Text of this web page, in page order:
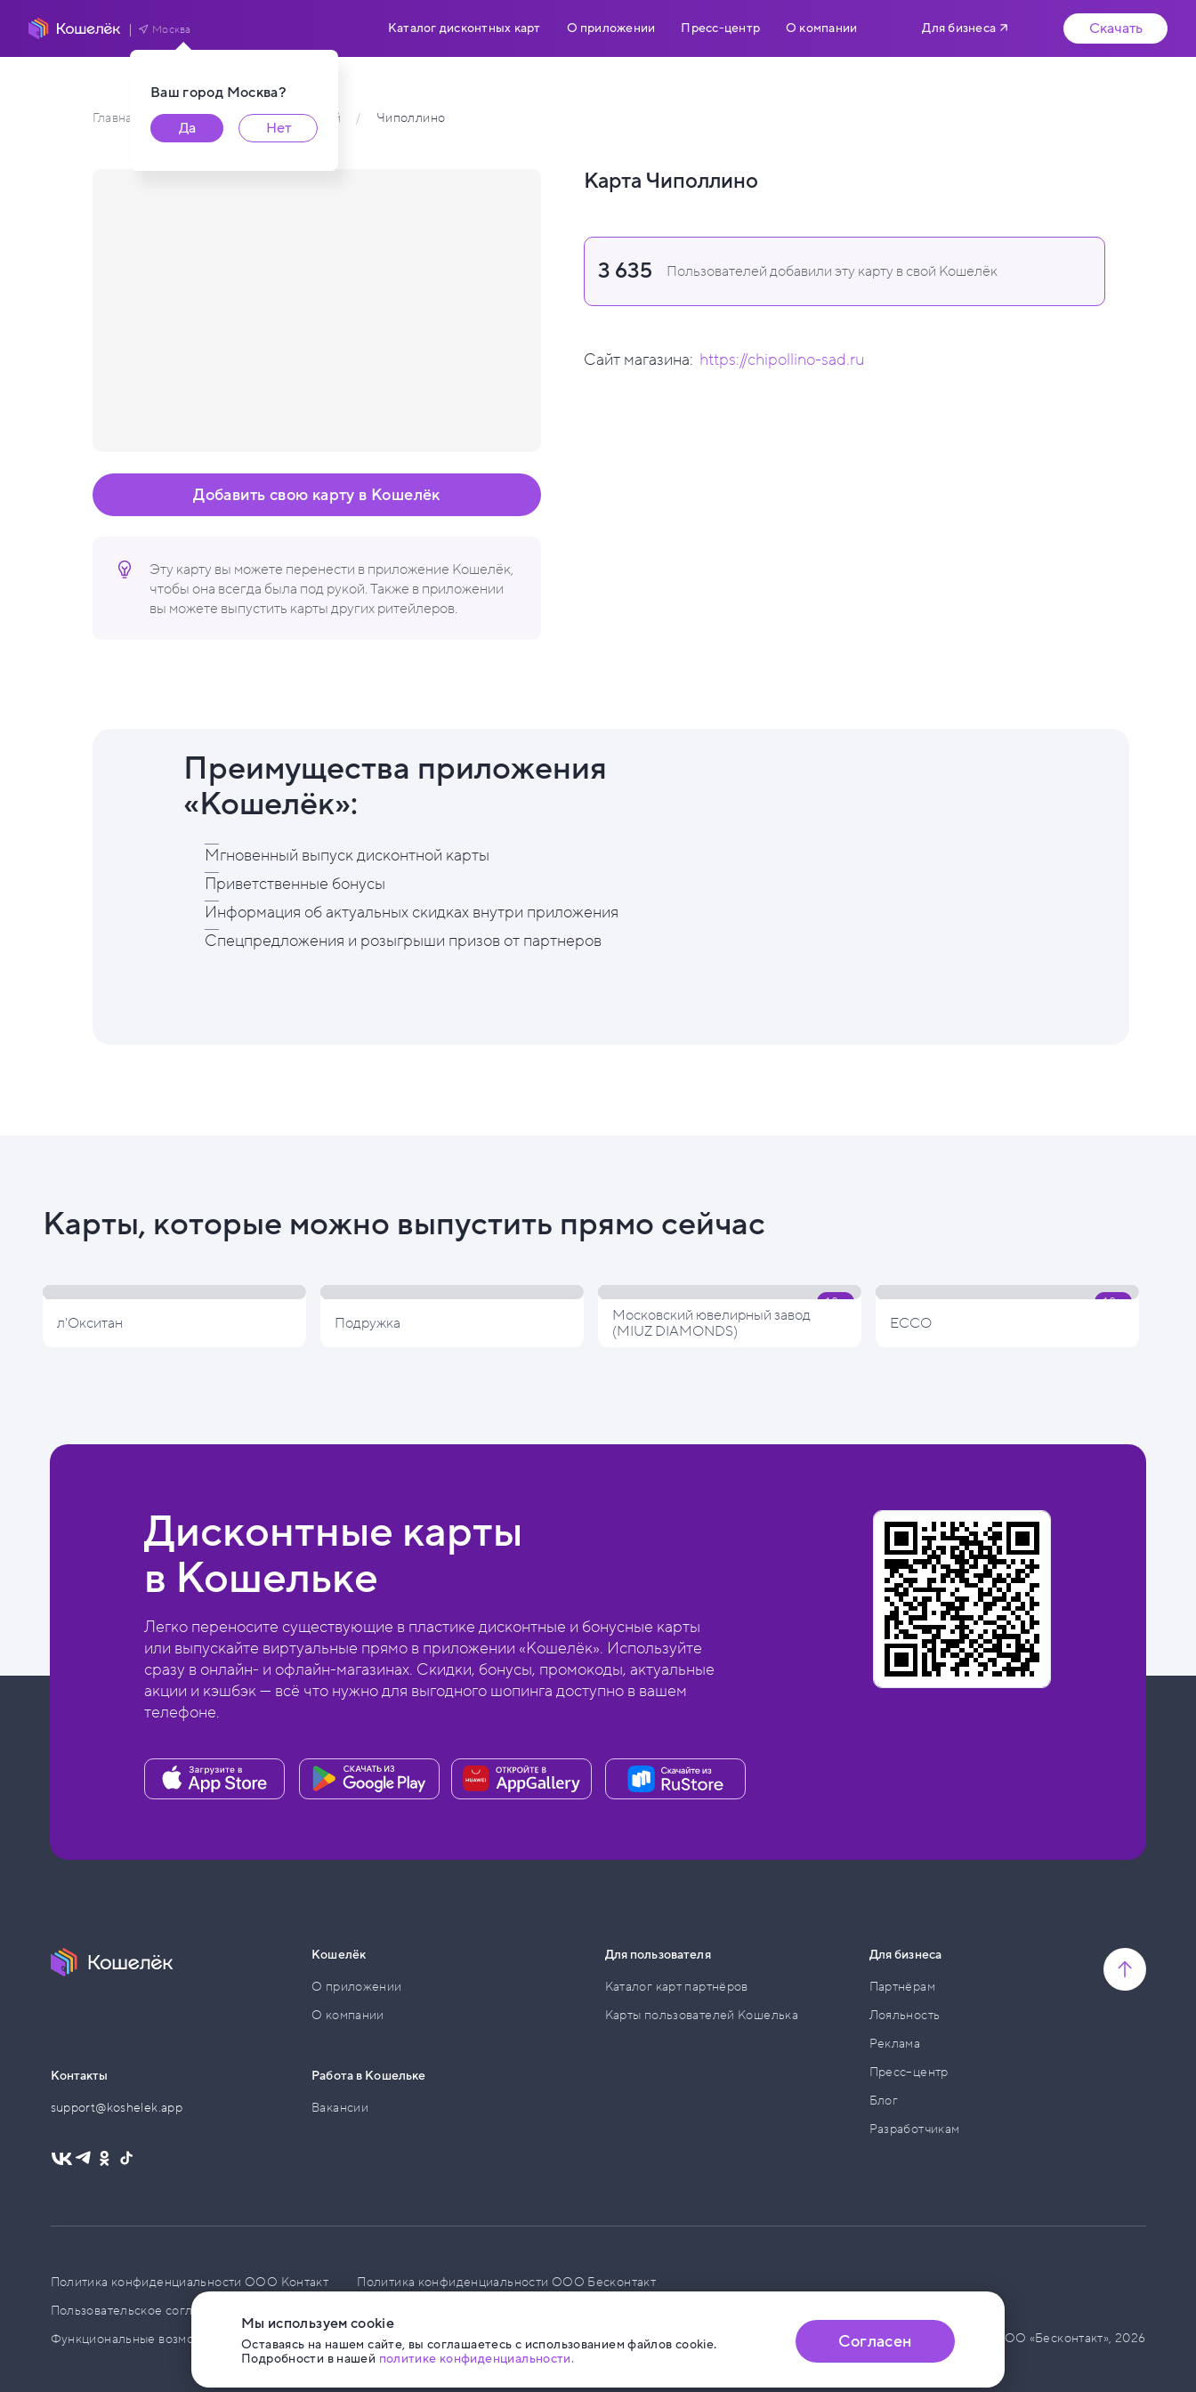
Ваш город Москва?
Да
Нет
Москва Каталог дисконтных карт О приложении Пресс-центр О компании Для бизнеса Скачать
Главная / Каталог карт пользователей / Чиполлино
Эту карту вы можете перенести в приложение Кошелёк,
чтобы она всегда была под рукой. Также в приложении
вы можете выпустить карты других ритейлеров.
Добавить свою карту в Кошелёк
Карта Чиполлино
3 635 Пользователей добавили эту карту в свой Кошелёк
Сайт магазина: https://chipollino-sad.ru
Преимущества приложения
«Кошелёк»:
Мгновенный выпуск дисконтной карты
Приветственные бонусы
Информация об актуальных скидках внутри приложения
Спецпредложения и розыгрыши призов от партнеров
Карты, которые можно выпустить прямо сейчас
л'Окситан Подружка
Московский ювелирный завод
(MIUZ DIAMONDS)
ECCO
Дисконтные карты
в Кошельке
Легко переносите существующие в пластике дисконтные и бонусные карты
или выпускайте виртуальные прямо в приложении «Кошелёк». Используйте
сразу в онлайн- и офлайн-магазинах. Скидки, бонусы, промокоды, актуальные
акции и кэшбэк — всё что нужно для выгодного шопинга доступно в вашем
телефоне.
Контакты
support@koshelek.app
Кошелёк
О приложении
О компании
Работа в Кошельке
Вакансии
Для пользователя
Каталог карт партнёров
Карты пользователей Кошелька
Для бизнеса
Партнёрам
Лояльность
Реклама
Пресс–центр
Блог
Разработчикам
Политика конфиденциальности ООО Контакт
Политика конфиденциальности ООО Бесконтакт
Пользовательское соглашение
Функциональные возможности ПО
© ООО «Бесконтакт», 2026
Мы используем cookie
Оставаясь на нашем сайте, вы соглашаетесь с использованием файлов cookie.
Подробности в нашей политике конфиденциальности.
Согласен